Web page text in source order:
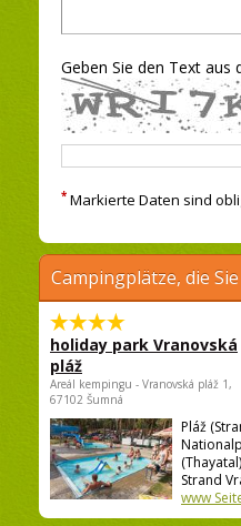
Geben Sie den Text aus
* Markierte Daten sind
Campingplätze, die
holiday park Vranovská
pláž
Areál kempingu - Vranovská pláž 1,
67102 Šumná
Pláž
Strand
www